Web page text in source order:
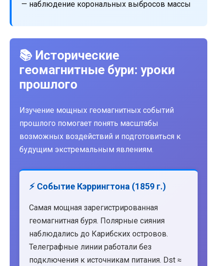
— наблюдение корональных выбросов массы
📚 Исторические
геомагнитные бури: уроки
прошлого
Изучение мощных геомагнитных событий
прошлого помогает понять масштабы
возможных воздействий и подготовиться к
будущим экстремальным явлениям.
⚡ Событие Кэррингтона (1859 г.)
Самая мощная зарегистрированная
геомагнитная буря. Полярные сияния
наблюдались до Карибских островов.
Телеграфные линии работали без
подключения к источникам питания. Dst ≈